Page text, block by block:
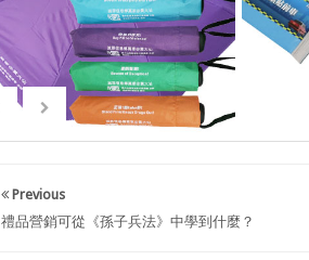
Previous
禮品營銷可從《孫子兵法》中學到什麼？